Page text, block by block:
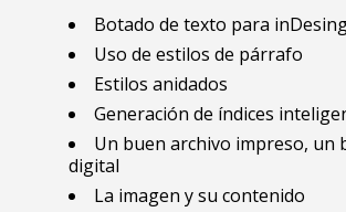
Botado de texto para
Uso de estilos de párrafo
Estilos anidados
Generación de índices
Un buen archivo impreso, un
digital
La imagen y su contenido